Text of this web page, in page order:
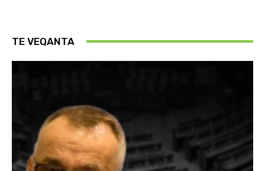
TE VEQANTA